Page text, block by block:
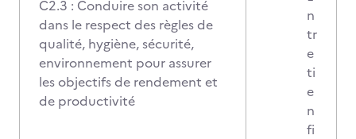
C2.3 : Conduire son activité
dans le respect des règles de
qualité, hygiène, sécurité,
environnement pour assurer
les objectifs de rendement et
de productivité
n
tr
e
ti
e
n
fi